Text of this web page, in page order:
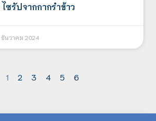
ซรัปจากกากรำข้าว
ธันวาคม 2024
1 2 3 4 5 6